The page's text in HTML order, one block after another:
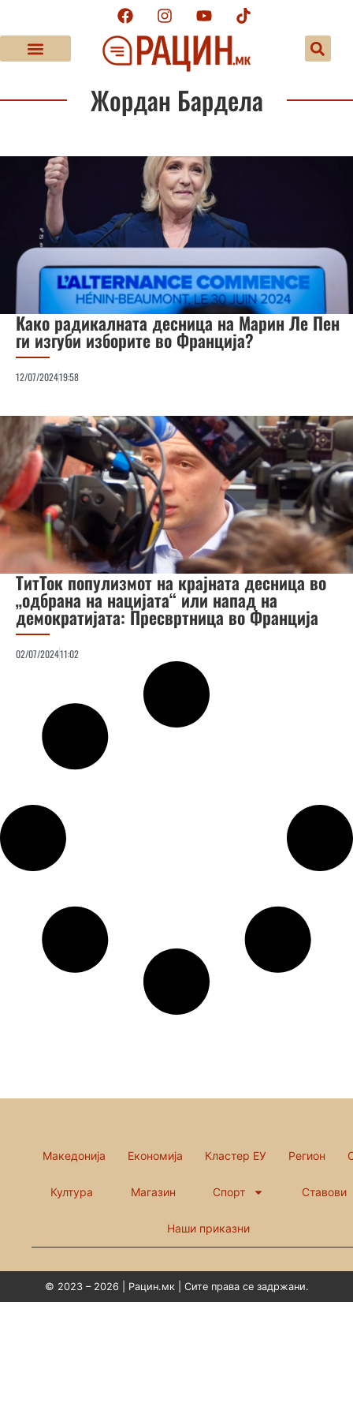
Жордан Бардела
Како радикалната десница на Марин Ле Пен
ги изгуби изборите во Франција?
12/07/202419:58
ТитТок популизмот на крајната десница во
„одбрана на нацијата“ или напад на
демократијата: Пресвртница во Франција
02/07/202411:02
Македонија Економија Кластер ЕУ Регион
Култура Магазин Спорт Ставови
Наши приказни
© 2023 – 2026 | Рацин.мк | Сите права се задржани.